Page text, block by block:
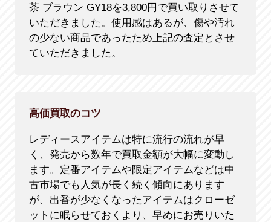
茶 ブラウン GY18を3,800円で買い取りさせて
いただきました。使用感はあるが、傷や汚れ
の少ない商品であったため上記の査定とさせ
ていただきました。
高価買取のコツ
レディースアイテムは特に流行の流れが早
く、発売から数年で買取金額が大幅に変動し
ます。定番アイテムや限定アイテムなどは中
古市場でも人気が長く続く傾向にあります
が、出番が少なくなったアイテムはクローゼ
ットに眠らせておくより、早めにお売りいた